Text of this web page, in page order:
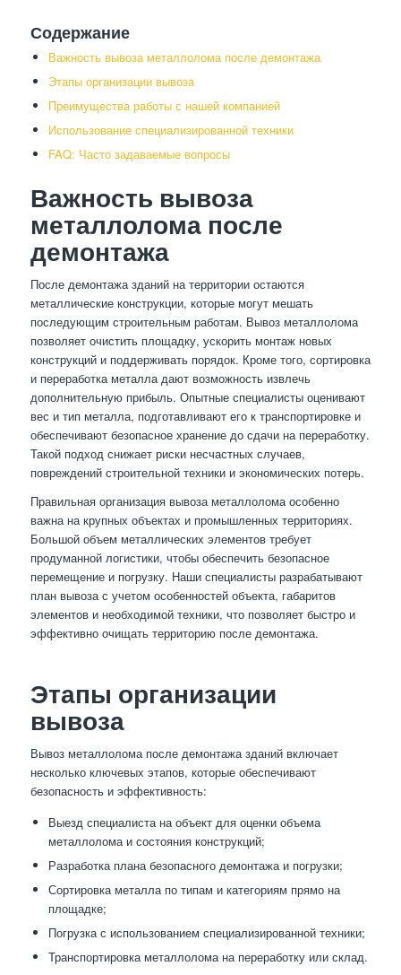
Содержание
Важность вывоза металлолома после демонтажа
Этапы организации вывоза
Преимущества работы с нашей компанией
Использование специализированной техники
FAQ: Часто задаваемые вопросы
Важность вывоза
металлолома после
демонтажа
После демонтажа зданий на территории остаются
металлические конструкции, которые могут мешать
последующим строительным работам. Вывоз металлолома
позволяет очистить площадку, ускорить монтаж новых
конструкций и поддерживать порядок. Кроме того, сортировка
и переработка металла дают возможность извлечь
дополнительную прибыль. Опытные специалисты оценивают
вес и тип металла, подготавливают его к транспортировке и
обеспечивают безопасное хранение до сдачи на переработку.
Такой подход снижает риски несчастных случаев,
повреждений строительной техники и экономических потерь.
Правильная организация вывоза металлолома особенно
важна на крупных объектах и промышленных территориях.
Большой объем металлических элементов требует
продуманной логистики, чтобы обеспечить безопасное
перемещение и погрузку. Наши специалисты разрабатывают
план вывоза с учетом особенностей объекта, габаритов
элементов и необходимой техники, что позволяет быстро и
эффективно очищать территорию после демонтажа.
Этапы организации
вывоза
Вывоз металлолома после демонтажа зданий включает
несколько ключевых этапов, которые обеспечивают
безопасность и эффективность:
Выезд специалиста на объект для оценки объема
металлолома и состояния конструкций;
Разработка плана безопасного демонтажа и погрузки;
Сортировка металла по типам и категориям прямо на
площадке;
Погрузка с использованием специализированной техники;
Транспортировка металлолома на переработку или склад.